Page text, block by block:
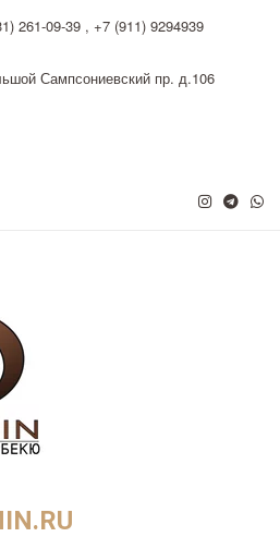
261-09-39 , +7 (911) 9294939
Сампсониевский пр. д.106